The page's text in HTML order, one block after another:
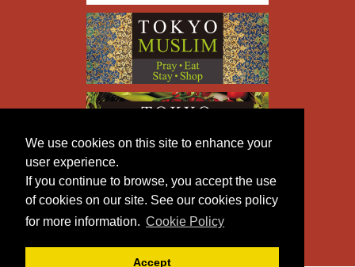
We use cookies on this site to enhance your
user experience.
If you continue to browse, you accept the use
of cookies on our site. See our cookies policy
for more information. Cookie Policy
Accept